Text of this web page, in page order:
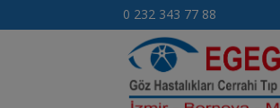
0 232 343 77 88
ankara